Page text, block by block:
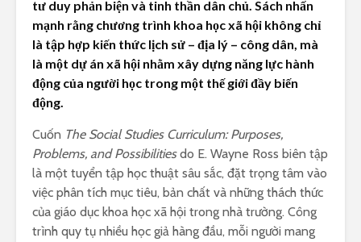
tư duy phản biện và tinh thần dân chủ. Sách nhấn
mạnh rằng chương trình khoa học xã hội không chỉ
là tập hợp kiến thức lịch sử – địa lý – công dân, mà
là một dự án xã hội nhằm xây dựng năng lực hành
động của người học trong một thế giới đầy biến
động.
Cuốn The Social Studies Curriculum: Purposes,
Problems, and Possibilitiesdo E. Wayne Ross biên tập
là một tuyển tập học thuật sâu sắc, đặt trọng tâm vào
việc phân tích mục tiêu, bản chất và những thách thức
của giáo dục khoa học xã hội trong nhà trường. Công
trình quy tụ nhiều học giả hàng đầu, mỗi người mang